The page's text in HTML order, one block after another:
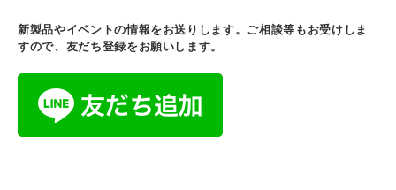
新製品やイベントの情報をお送りします。ご相談等もお受けしま
すので、友だち登録をお願いします。